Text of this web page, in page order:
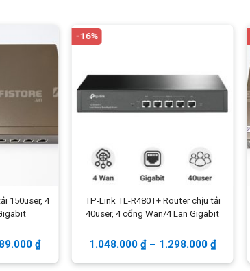
150user, 4
₫
-16%
TP-Link TL-R480T+ Router chịu tải
40user, 4 cổng Wan/4 Lan Gigabit
1.048.000 ₫– 1.298.000 ₫